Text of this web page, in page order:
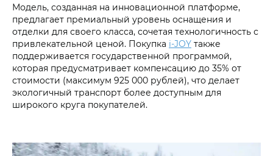
Модель, созданная на инновационной платформе,
предлагает премиальный уровень оснащения и
отделки для своего класса, сочетая технологичность с
привлекательной ценой. Покупка i‑JOY также
поддерживается государственной программой,
которая предусматривает компенсацию до 35% от
стоимости (максимум 925 000 рублей), что делает
экологичный транспорт более доступным для
широкого круга покупателей.